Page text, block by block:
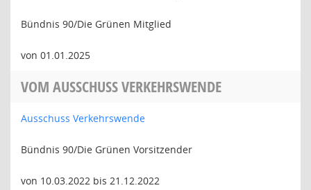
Bündnis 90/Die Grünen Mitglied
von 01.01.2025
VOM AUSSCHUSS VERKEHRSWENDE
Ausschuss Verkehrswende
Bündnis 90/Die Grünen Vorsitzender
von 10.03.2022 bis 21.12.2022